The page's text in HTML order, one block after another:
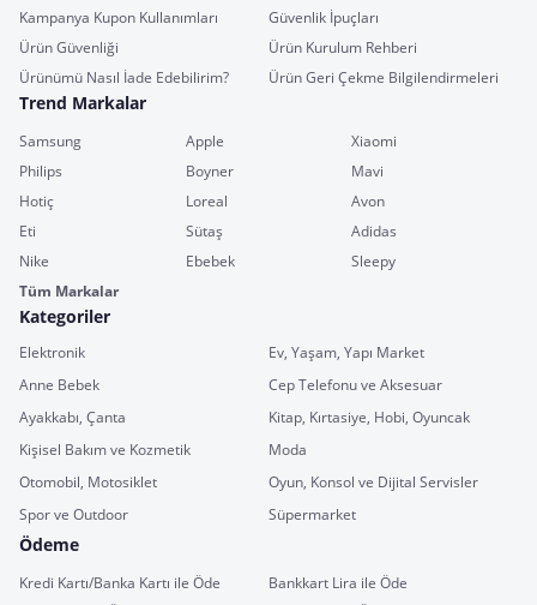
Kampanya Kupon Kullanımları
Güvenlik İpuçları
Ürün Güvenliği
Ürün Kurulum Rehberi
Ürünümü Nasıl İade Edebilirim?
Ürün Geri Çekme Bilgilendirmeleri
Trend Markalar
Samsung Apple
Xiaomi
Philips
Boyner
Mavi
Hotiç
Loreal
Avon
Eti
Sütaş
Adidas
Nike
Ebebek
Sleepy
Tüm Markalar
Kategoriler
Elektronik
Ev, Yaşam, Yapı Market
Anne Bebek
Cep Telefonu ve Aksesuar
Ayakkabı, Çanta
Kitap, Kırtasiye, Hobi, Oyuncak
Kişisel Bakım ve Kozmetik
Moda
Otomobil, Motosiklet
Oyun, Konsol ve Dijital Servisler
Spor ve Outdoor
Süpermarket
Ödeme
Kredi Kartı/Banka Kartı ile Öde
Bankkart Lira ile Öde